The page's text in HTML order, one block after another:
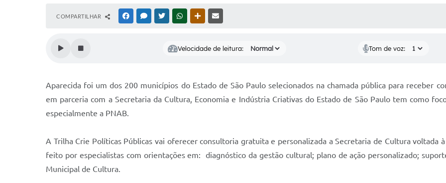
COMPARTILHAR FACEBOOKMESSENGER
TWITTERWHATSAPPOUTRAS MÍDIAS
Velocidade de leitura: Tom de voz:
Aparecida foi um dos 200 municípios do Estado de São Paulo selecionados na chamada pública para receber
em parceria com a Secretaria da Cultura, Economia e Indústria Criativas do Estado de São Paulo tem como
especialmente a PNAB.
A Trilha Crie Políticas Públicas vai oferecer consultoria gratuita e personalizada a Secretaria de Cultura
feito por especialistas com orientações em: diagnóstico da gestão cultural; plano de ação personalizado;
Municipal de Cultura.